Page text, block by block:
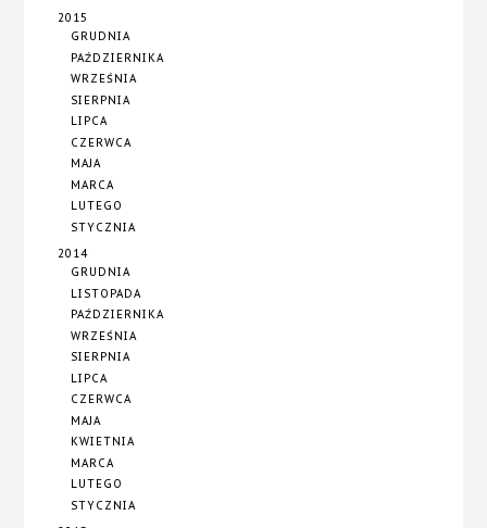
2015
GRUDNIA
PAŹDZIERNIKA
WRZEŚNIA
SIERPNIA
LIPCA
CZERWCA
MAJA
MARCA
LUTEGO
STYCZNIA
2014
GRUDNIA
LISTOPADA
PAŹDZIERNIKA
WRZEŚNIA
SIERPNIA
LIPCA
CZERWCA
MAJA
KWIETNIA
MARCA
LUTEGO
STYCZNIA